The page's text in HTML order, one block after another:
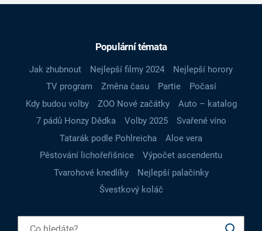
Populární témata
Jak zhubnout Nejlepší filmy 2024
Nejlepší horory
TV program
Změna času Partie
Počasí
Kdy budou volby
ZOO Nové začátky
Auto – katalog
7 pádů Honzy Dědka
Volby 2025
Svařené víno
Tatarák podle Pohlreicha
Aloe vera
Pěstování lichořeřišnice
Výpočet ascendentu
Tvarohové knedlíky
Nejlepší palačinky
Švestkový koláč